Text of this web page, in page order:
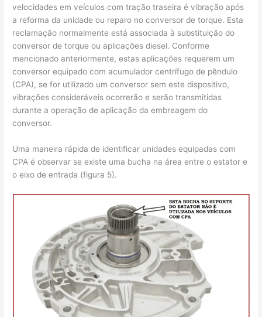
velocidades em veículos com tração traseira é vibração após
a reforma da unidade ou reparo no conversor de torque. Esta
reclamação normalmente está associada à substituição do
conversor de torque ou aplicações diesel. Conforme
mencionado anteriormente, estas aplicações requerem um
conversor equipado com acumulador centrífugo de pêndulo
(CPA), se for utilizado um conversor sem este dispositivo,
vibrações consideráveis ocorrerão e serão transmitidas
durante a operação de aplicação da embreagem do
conversor.
Uma maneira rápida de identificar unidades equipadas com
CPA é observar se existe uma bucha na área entre o estator e
o eixo de entrada (figura 5).